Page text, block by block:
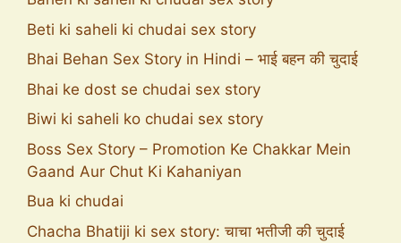
Beti ki saheli ki chudai sex story
Bhai Behan Sex Story in Hindi – भाई बहन की चुदाई
Bhai ke dost se chudai sex story
Biwi ki saheli ko chudai sex story
Boss Sex Story – Promotion Ke Chakkar Mein
Gaand Aur Chut Ki Kahaniyan
Bua ki chudai
Chacha Bhatiji ki sex story: चाचा भतीजी की चुदाई